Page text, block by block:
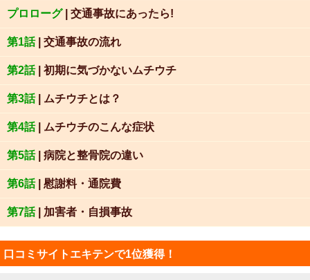
プロローグ| 交通事故にあったら!
第1話| 交通事故の流れ
第2話| 初期に気づかないムチウチ
第3話| ムチウチとは？
第4話| ムチウチのこんな症状
第5話| 病院と整骨院の違い
第6話| 慰謝料・通院費
第7話| 加害者・自損事故
口コミサイトエキテンで1位獲得！